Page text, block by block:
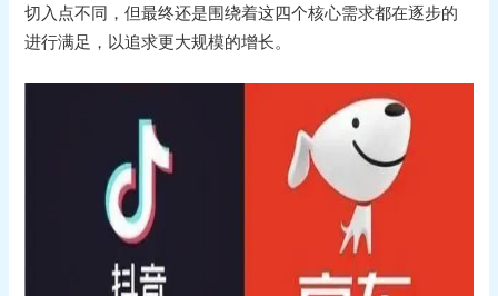
切入点不同，但最终还是围绕着这四个核心需求都在逐步的
进行满足，以追求更大规模的增长。